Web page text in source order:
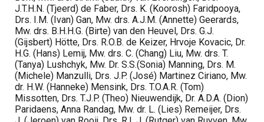
J.T.H.N. (Tjeerd) de Faber, Drs. K. (Koorosh) Faridpooya,
Drs. I.M. (Ivan) Gan, Mw. drs. A.J.M. (Annette) Geerards,
Mw. drs. B.H.H.G. (Birte) van den Heuvel, Drs. G.J.
(Gijsbert) Hötte, Drs. R.O.B. de Keizer, Hrvoje Kovacic, Dr.
H.G. (Hans) Lemij, Mw. drs. C. (Chang) Liu, Mw. drs. T.
(Tanya) Lushchyk, Mw. Dr. S.S.(Sonia) Manning, Drs. M.
(Michele) Manzulli, Drs. J.P. (José) Martinez Ciriano, Mw.
dr. H.W. (Hanneke) Mensink, Drs. T.O.A.R. (Tom)
Missotten, Drs. T.J.P. (Theo) Nieuwendijk, Dr. A.D.A. (Dion)
Paridaens, Anna Randag, Mw. dr. L. (Lies) Remeijer, Drs.